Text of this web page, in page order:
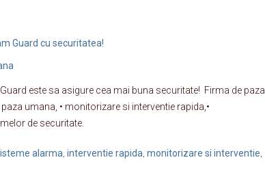
Guard cu securitatea!
este sa asigure cea mai buna securitate! Firma de paza
umana, • monitorizare si interventie rapida,•
de securitate.
alarma, interventie rapida, monitorizare si interventie,